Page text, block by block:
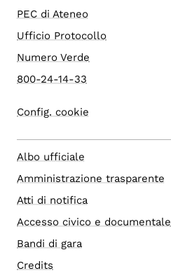
PEC di Ateneo
Ufficio Protocollo
Numero Verde
800-24-14-33
Config. cookie
Albo ufficiale
Amministrazione trasparente
Atti di notifica
Accesso civico e documentale
Bandi di gara
Credits